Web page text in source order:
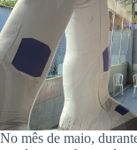
No mês de maio,